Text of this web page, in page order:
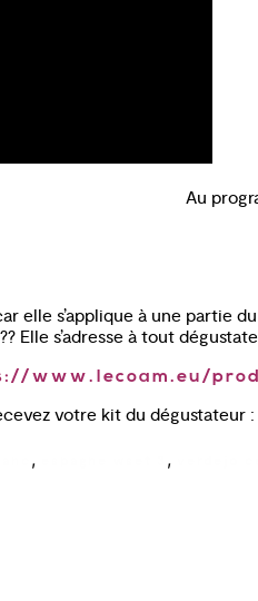
Au
elle s’applique à une partie
Elle s’adresse à tout
www.lecoam.eu/
votre kit du dégustateur :
, ,